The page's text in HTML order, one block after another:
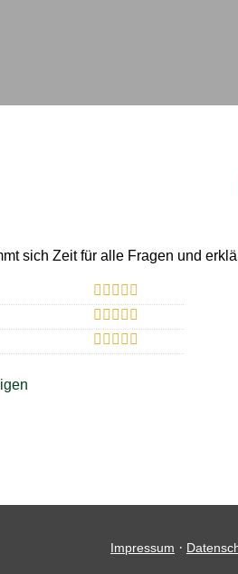
sich Zeit für alle Fragen und
Impressum ·